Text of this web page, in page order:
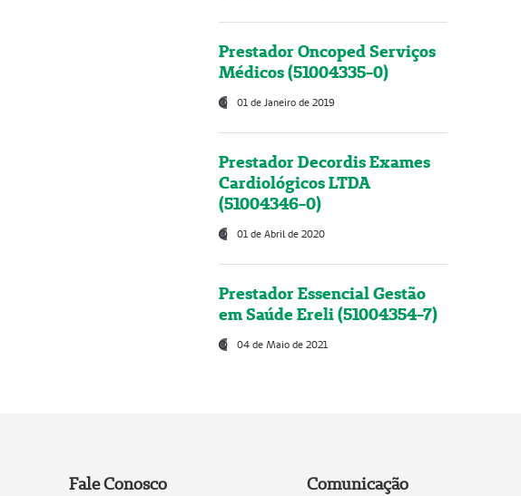
Prestador Oncoped Serviços
Médicos (51004335-0)
01 de Janeiro de 2019
Prestador Decordis Exames
Cardiológicos LTDA
(51004346-0)
01 de Abril de 2020
Prestador Essencial Gestão
em Saúde Ereli (51004354-7)
04 de Maio de 2021
Fale Conosco Comunicação